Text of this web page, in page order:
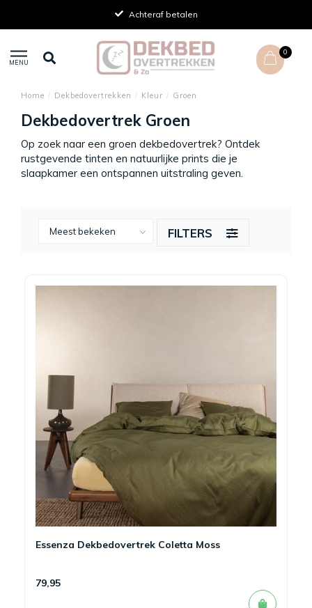
Achteraf betalen
MENU
0
Home / Dekbedovertrekken / Kleur / Groen
Dekbedovertrek Groen
Op zoek naar een groen dekbedovertrek? Ontdek
rustgevende tinten en natuurlijke prints die je
slaapkamer een ontspannen uitstraling geven.
FILTERS
Essenza Dekbedovertrek Coletta Moss
79,95